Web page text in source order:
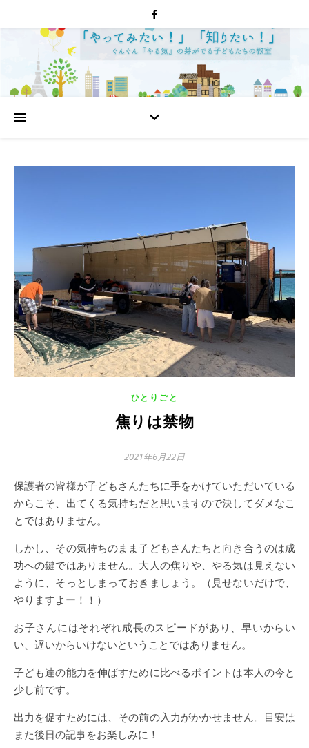
ひとりごと
焦りは禁物
2021年6月22日
保護者の皆様が子どもさんたちに手をかけていただいている
からこそ、出てくる気持ちだと思いますので決してダメなこ
とではありません。
しかし、その気持ちのまま子どもさんたちと向き合うのは成
功への鍵ではありません。大人の焦りや、やる気は見えない
ように、そっとしまっておきましょう。（見せないだけで、
やりますよー！！）
お子さんにはそれぞれ成長のスピードがあり、早いからい
い、遅いからいけないということではありません。
子ども達の能力を伸ばすために比べるポイントは本人の今と
少し前です。
出力を促すためには、その前の入力がかかせません。目安は
また後日の記事をお楽しみに！